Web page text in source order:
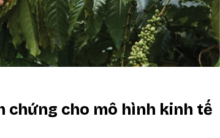
chứng cho mô hình kinh tế